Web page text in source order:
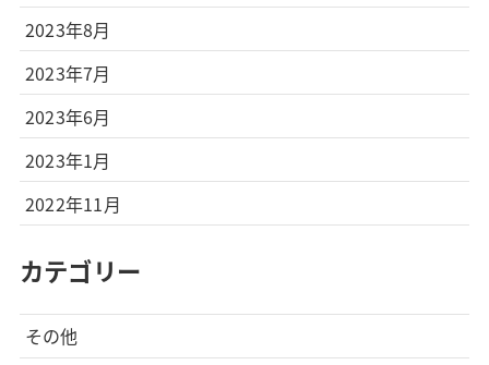
2023年8月
2023年7月
2023年6月
2023年1月
2022年11月
カテゴリー
その他